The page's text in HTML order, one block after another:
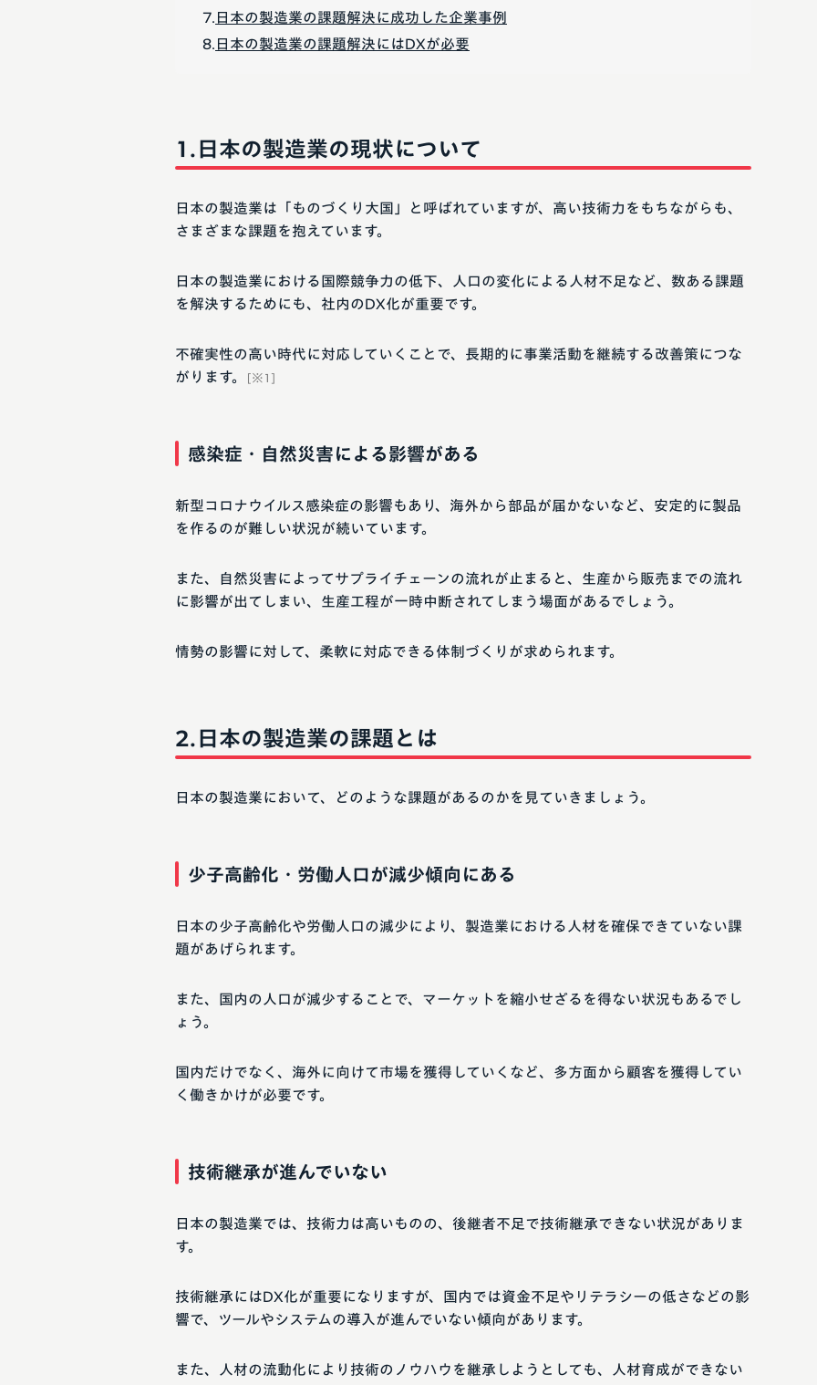
日本の製造業の課題解決に成功した企業事例
日本の製造業の課題解決にはDXが必要
日本の製造業の現状について
日本の製造業は「ものづくり大国」と呼ばれていますが、高い技術力をもちながらも、
さまざまな課題を抱えています。
日本の製造業における国際競争力の低下、人口の変化による人材不足など、数ある課題
を解決するためにも、社内のDX化が重要です。
不確実性の高い時代に対応していくことで、長期的に事業活動を継続する改善策につな
がります。
[※1]
感染症・自然災害による影響がある
新型コロナウイルス感染症の影響もあり、海外から部品が届かないなど、安定的に製品
を作るのが難しい状況が続いています。
また、自然災害によってサプライチェーンの流れが止まると、生産から販売までの流れ
に影響が出てしまい、生産工程が一時中断されてしまう場面があるでしょう。
情勢の影響に対して、柔軟に対応できる体制づくりが求められます。
日本の製造業の課題とは
日本の製造業において、どのような課題があるのかを見ていきましょう。
少子高齢化・労働人口が減少傾向にある
日本の少子高齢化や労働人口の減少により、製造業における人材を確保できていない課
題があげられます。
また、国内の人口が減少することで、マーケットを縮小せざるを得ない状況もあるでし
ょう。
国内だけでなく、海外に向けて市場を獲得していくなど、多方面から顧客を獲得してい
く働きかけが必要です。
技術継承が進んでいない
日本の製造業では、技術力は高いものの、後継者不足で技術継承できない状況がありま
す。
技術継承にはDX化が重要になりますが、国内では資金不足やリテラシーの低さなどの影
響で、ツールやシステムの導入が進んでいない傾向があります。
また、人材の流動化により技術のノウハウを継承しようとしても、人材育成ができない